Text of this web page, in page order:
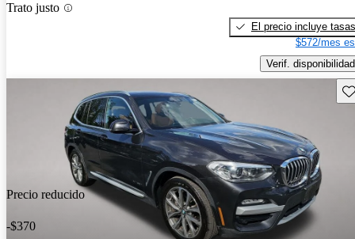
Trato justo
El precio incluye tasas
$572/mes
Verif. disponibilidad
Precio reducido
-$370